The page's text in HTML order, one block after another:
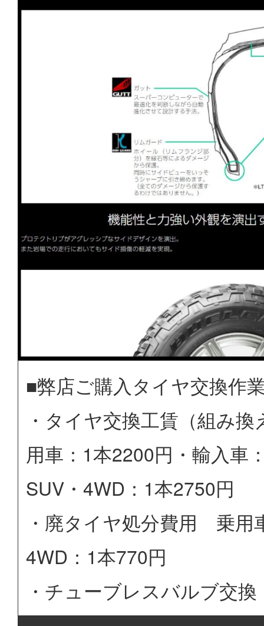
■弊店ご購入タイヤ交換作
・タイヤ交換工賃（組み
用車：1本2200円・輸入車
SUV・4WD：1本2750円
・廃タイヤ処分費用 乗用
4WD：1本770円
・チューブレスバルブ交